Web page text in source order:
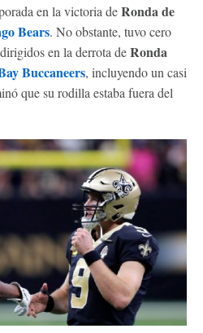
en la victoria deRonda de
Bears. No obstante, tuvo cero
en la derrota deRonda
Buccaneers, incluyendo un casi
que su rodilla estaba fuera del